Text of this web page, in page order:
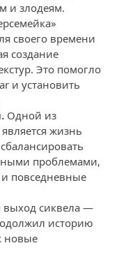
и злодеям.
своего времени
создание
Это помогло
и установить
Одной из
жизнь
проблемами,
повседневные
выход сиквела —
историю
новые